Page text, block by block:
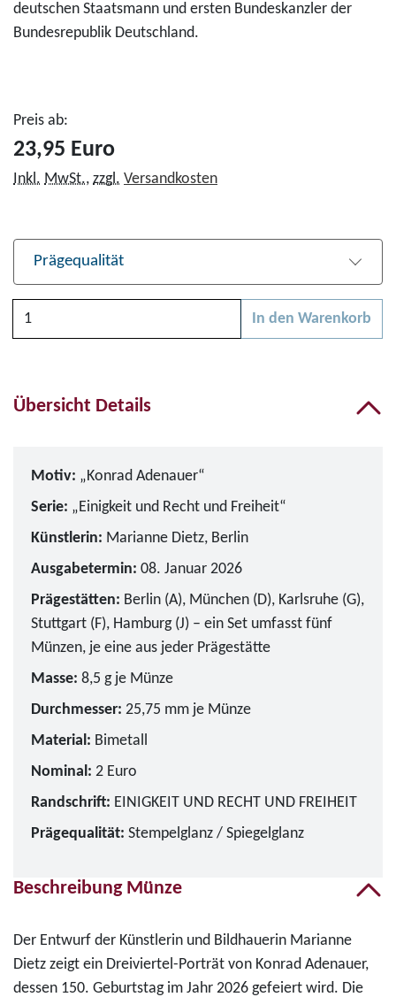
deutschen Staatsmann und ersten Bundeskanzler der
Bundesrepublik Deutschland.
Preis ab:
23,95 Euro
Inkl. MwSt., zzgl. Versandkosten
Prägequalität
Anzahl
In den Warenkorb
Übersicht Details
Motiv: „Konrad Adenauer“
Serie: „Einigkeit und Recht und Freiheit“
Künstlerin: Marianne Dietz, Berlin
Ausgabetermin: 08. Januar 2026
Prägestätten: Berlin (A), München (D), Karlsruhe (G),
Stuttgart (F), Hamburg (J) – ein Set umfasst fünf
Münzen, je eine aus jeder Prägestätte
Masse: 8,5 g je Münze
Durchmesser: 25,75 mm je Münze
Material: Bimetall
Nominal: 2 Euro
Randschrift: EINIGKEIT UND RECHT UND FREIHEIT
Prägequalität: Stempelglanz / Spiegelglanz
Beschreibung Münze
Der Entwurf der Künstlerin und Bildhauerin Marianne
Dietz zeigt ein Dreiviertel-Porträt von Konrad Adenauer,
dessen 150. Geburtstag im Jahr 2026 gefeiert wird. Die